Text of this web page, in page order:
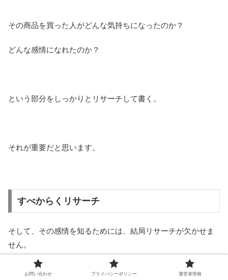
その商品を買った人がどんな気持ちになったのか？
どんな感情になれたのか？
という部分をしっかりとリサーチして書く。
それが重要だと思います。
すべからくリサーチ
そして、その感情を知るためには、結局リサーチが欠かせま
せん。
お問い合わせ プライバシーポリシー 運営者情報